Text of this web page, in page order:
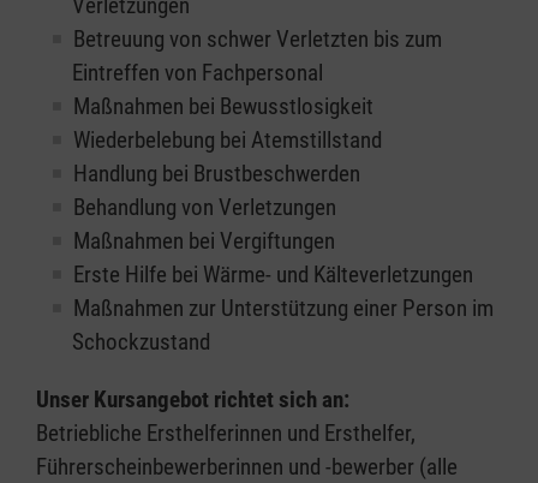
Verletzungen
Betreuung von schwer Verletzten bis zum
Eintreffen von Fachpersonal
Maßnahmen bei Bewusstlosigkeit
Wiederbelebung bei Atemstillstand
Handlung bei Brustbeschwerden
Behandlung von Verletzungen
Maßnahmen bei Vergiftungen
Erste Hilfe bei Wärme- und Kälteverletzungen
Maßnahmen zur Unterstützung einer Person im
Schockzustand
Unser Kursangebot richtet sich an:
Betriebliche Ersthelferinnen und Ersthelfer,
Führerscheinbewerberinnen und -bewerber (alle